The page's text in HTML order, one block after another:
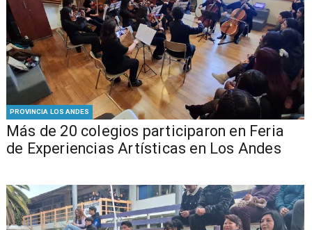
PROVINCIA LOS ANDES
Más de 20 colegios participaron en Feria
de Experiencias Artísticas en Los Andes